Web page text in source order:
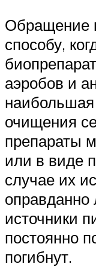
Обращение
способу,
аэробов и
очищения
препараты
или в виде
случае их
источники
постоянно
погибнут.